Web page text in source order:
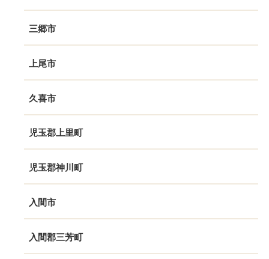
三郷市
上尾市
久喜市
児玉郡上里町
児玉郡神川町
入間市
入間郡三芳町